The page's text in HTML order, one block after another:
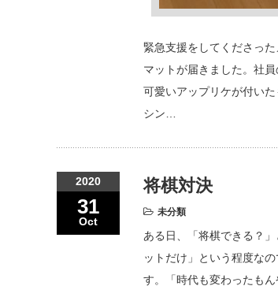
緊急支援をしてくださっ
マットが届きました。社
可愛いアップリケが付い
シン…
2020
31
Oct
将棋対決
未分類
ある日、「将棋できる？
ットだけ」という程度な
す。「時代も変わったも